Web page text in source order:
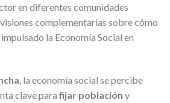
en diferentes comunidades
complementarias sobre cómo
impulsado la Economía Social en
, la economía social se percibe
clave parafijar población y